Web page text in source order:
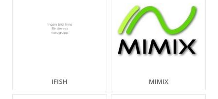
IFISH MIMIX